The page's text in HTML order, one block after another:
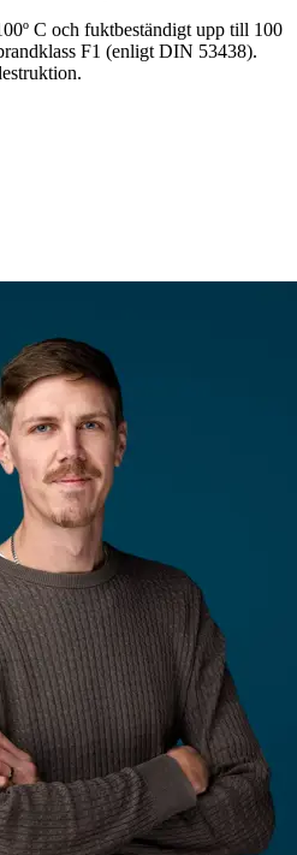
C och fuktbeständigt upp till 100
F1 (enligt DIN 53438).